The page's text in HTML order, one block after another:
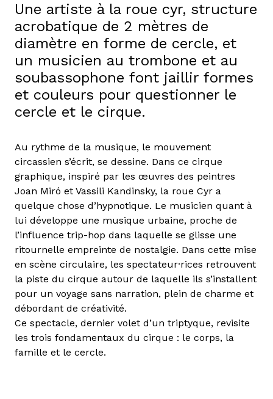
Une artiste à la roue cyr, structure
acrobatique de 2 mètres de
diamètre en forme de cercle, et
un musicien au trombone et au
soubassophone font jaillir formes
et couleurs pour questionner le
cercle et le cirque.
Au rythme de la musique, le mouvement
circassien s’écrit, se dessine. Dans ce cirque
graphique, inspiré par les œuvres des peintres
Joan Miró et Vassili Kandinsky, la roue Cyr a
quelque chose d’hypnotique. Le musicien quant à
lui développe une musique urbaine, proche de
l’influence trip-hop dans laquelle se glisse une
ritournelle empreinte de nostalgie. Dans cette mise
en scène circulaire, les spectateur·rices retrouvent
la piste du cirque autour de laquelle ils s’installent
pour un voyage sans narration, plein de charme et
débordant de créativité.
Ce spectacle, dernier volet d’un triptyque, revisite
les trois fondamentaux du cirque : le corps, la
famille et le cercle.